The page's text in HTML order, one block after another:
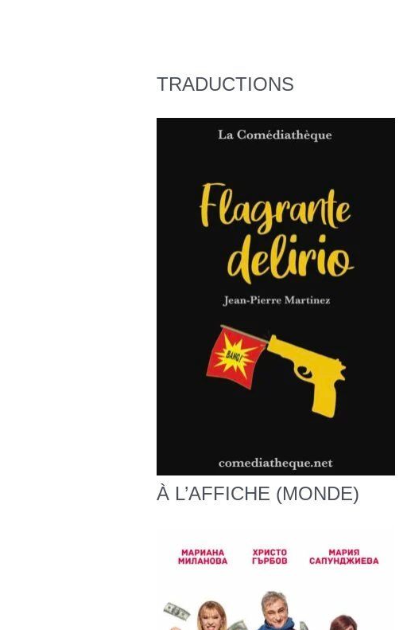
TRADUCTIONS
À L’AFFICHE (MONDE)